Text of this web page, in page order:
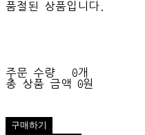
품절된 상품입니다.
주문 수량
0개
총 상품 금액
0원
구매하기